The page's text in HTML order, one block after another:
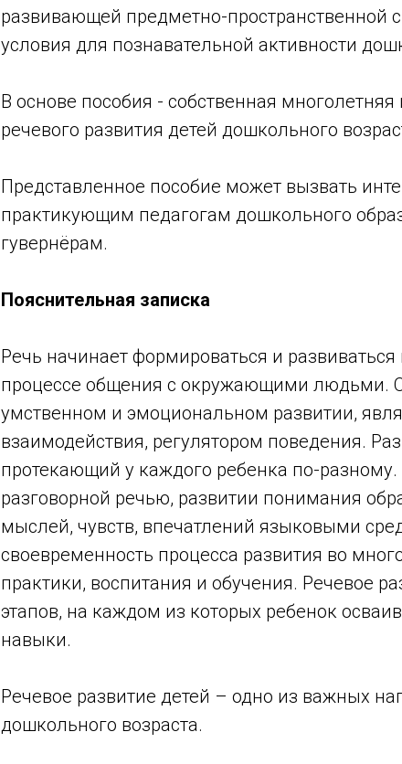
развивающей предметно-пространственной
условия для познавательной активности
В основе пособия - собственная многолетняя
речевого развития детей дошкольного
Представленное пособие может вызвать
практикующим педагогам дошкольного
гувернёрам.
Пояснительная записка
Речь начинает формироваться и
процессе общения с окружающими людьми.
умственном и эмоциональном развитии,
взаимодействия, регулятором поведения.
протекающий у каждого ребенка по-
разговорной речью, развитии понимания
мыслей, чувств, впечатлений языковыми
своевременность процесса развития во
практики, воспитания и обучения. Речевое
этапов, на каждом из которых ребенок
навыки.
Речевое развитие детей – одно из важных
дошкольного возраста.